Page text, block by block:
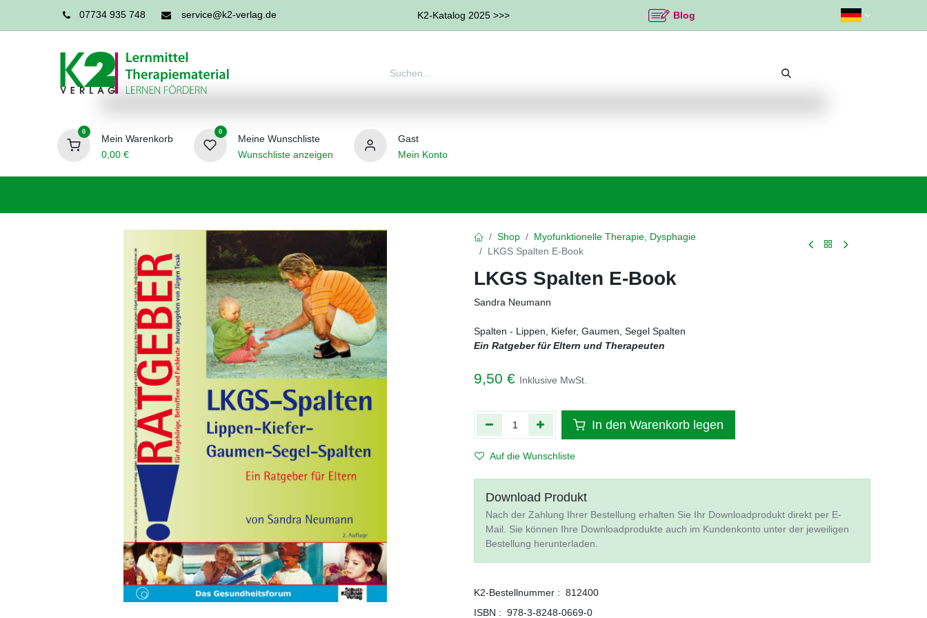
07734 935 748 service@k2-verlag.de K2-Katalog 2025 >>> Blog
0
Mein Warenkorb
0,00€
0
Meine Wunschliste
Wunschliste anzeigen
Gast
Mein Konto
Shop
Myofunktionelle Therapie, Dysphagie
LKGS Spalten E-Book
LKGS Spalten E-Book
Sandra Neumann
Spalten - Lippen, Kiefer, Gaumen, Segel Spalten
Ein Ratgeber für Eltern und Therapeuten
9,50 € Inklusive MwSt.
In den Warenkorb legen
Auf die Wunschliste
Download Produkt
Nach der Zahlung Ihrer Bestellung erhalten Sie Ihr Downloadprodukt direkt per E-
Mail. Sie können Ihre Downloadprodukte auch im Kundenkonto unter der jeweiligen
Bestellung herunterladen.
K2-Bestellnummer : 812400
ISBN : 978-3-8248-0669-0